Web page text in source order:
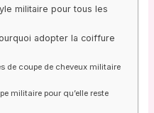
militaire pour tous les
adopter la coiffure
de coupe de cheveux militaire
militaire pour qu’elle reste